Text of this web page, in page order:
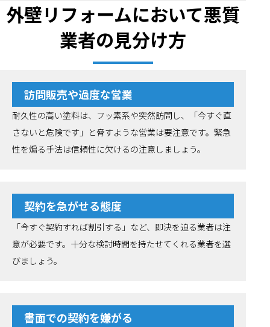
外壁リフォームにおいて悪質
業者の見分け方
訪問販売や過度な営業
耐久性の高い塗料は、フッ素系や突然訪問し、「今すぐ直
さないと危険です」と脅すような営業は要注意です。緊急
性を煽る手法は信頼性に欠けるの注意しましょう。
契約を急がせる態度
「今すぐ契約すれば割引する」など、即決を迫る業者は注
意が必要です。十分な検討時間を持たせてくれる業者を選
びましょう。
書面での契約を嫌がる